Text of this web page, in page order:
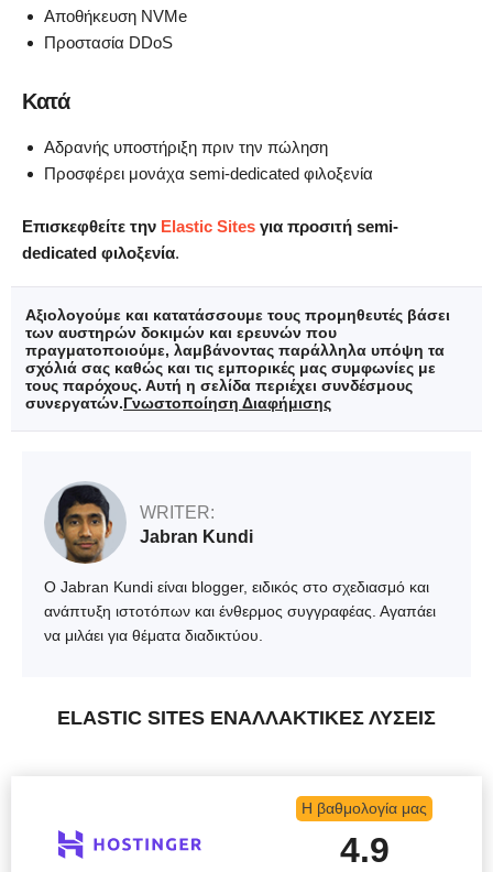
Αποθήκευση NVMe
Προστασία DDoS
Κατά
Αδρανής υποστήριξη πριν την πώληση
Προσφέρει μονάχα semi-dedicated φιλοξενία
Επισκεφθείτε την Elastic Sites για προσιτή semi-
dedicated φιλοξενία.
Αξιολογούμε και κατατάσσουμε τους προμηθευτές βάσει
των αυστηρών δοκιμών και ερευνών που
πραγματοποιούμε, λαμβάνοντας παράλληλα υπόψη τα
σχόλιά σας καθώς και τις εμπορικές μας συμφωνίες με
τους παρόχους. Αυτή η σελίδα περιέχει συνδέσμους
συνεργατών.Γνωστοποίηση Διαφήμισης
WRITER:
Jabran Kundi
Ο Jabran Kundi είναι blogger, ειδικός στο σχεδιασμό και
ανάπτυξη ιστοτόπων και ένθερμος συγγραφέας. Αγαπάει
να μιλάει για θέματα διαδικτύου.
ELASTIC SITES ΕΝΑΛΛΑΚΤΙΚΈΣ ΛΎΣΕΙΣ
Η βαθμολογία μας
4.9